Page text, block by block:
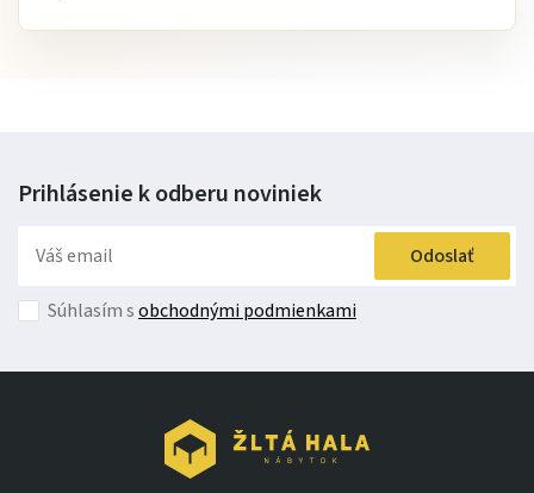
moderná a praktická vitrína, ktorá
ponúka úložný priestor aj možnosť vystavenia dekorácií.
Dodajte svojmu domovu elegantný poriadok a štýl s
vitrínou Nevada W1D.
Prihlásenie k odberu noviniek
Odoslať
Súhlasím sobchodnými podmienkami